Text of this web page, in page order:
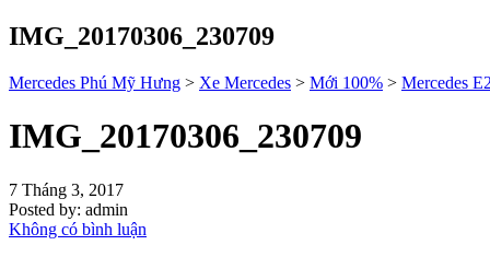
IMG_20170306_230709
Mercedes Phú Mỹ Hưng > Xe Mercedes > Mới 100% > Mercedes
IMG_20170306_230709
7 Tháng 3, 2017
Posted by: admin
Không có bình luận